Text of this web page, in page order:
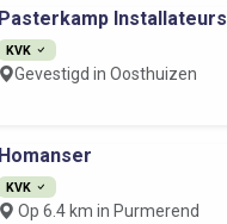
Pasterkamp Installateurs
KVK
Gevestigd in Oosthuizen
Homanser
KVK
Op 6.4 km in Purmerend